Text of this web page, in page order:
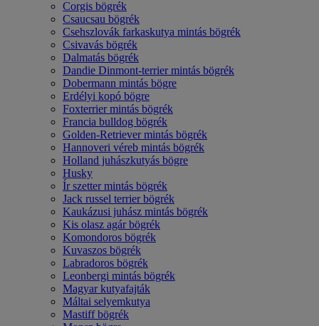
Corgis bögrék
Csaucsau bögrék
Csehszlovák farkaskutya mintás bögrék
Csivavás bögrék
Dalmatás bögrék
Dandie Dinmont-terrier mintás bögrék
Dobermann mintás bögre
Erdélyi kopó bögre
Foxterrier mintás bögrék
Francia bulldog bögrék
Golden-Retriever mintás bögrék
Hannoveri véreb mintás bögrék
Holland juhászkutyás bögre
Husky
Ír szetter mintás bögrék
Jack russel terrier bögrék
Kaukázusi juhász mintás bögrék
Kis olasz agár bögrék
Komondoros bögrék
Kuvaszos bögrék
Labradoros bögrék
Leonbergi mintás bögrék
Magyar kutyafajták
Máltai selyemkutya
Mastiff bögrék